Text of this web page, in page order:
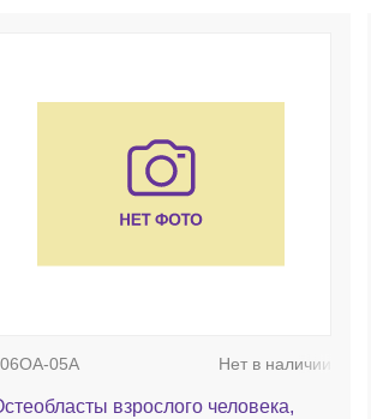
05A Нет в наличии
взрослого человека,